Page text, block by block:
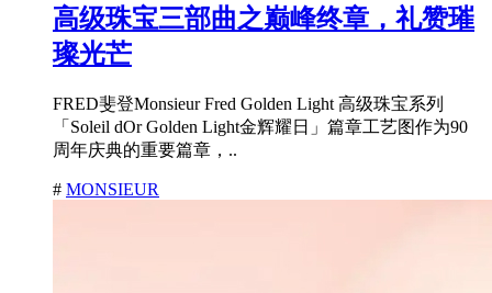
高级珠宝三部曲之巅峰终章，礼赞璀
璨光芒
FRED斐登Monsieur Fred Golden Light 高级珠宝系列
「Soleil dOr Golden Light金辉耀日」篇章工艺图作为90
周年庆典的重要篇章，..
# MONSIEUR